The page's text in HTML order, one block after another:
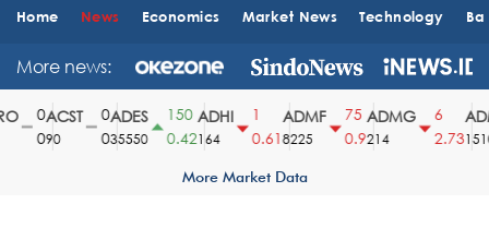
Home News Economics Market News Technology
More news:
ACST
90
ADES
35550
150
0.42
ADHI
164
0.61
ADMF
8225
75
0.9
ADMG
214
2.731510
More Market Data